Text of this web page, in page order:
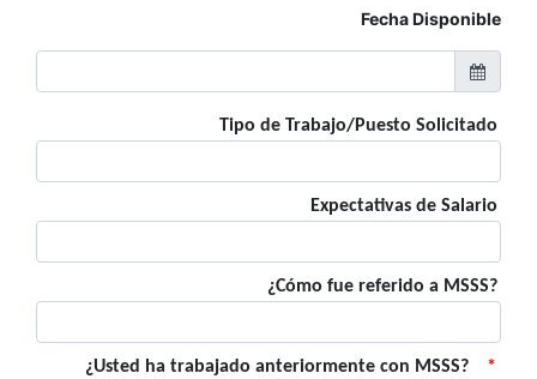
Fecha Disponible
Tipo de Trabajo/Puesto Solicitado
Expectativas de Salario
¿Cómo fue referido a MSSS?
¿Usted ha trabajado anteriormente con MSSS? *